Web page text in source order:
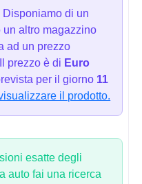
Disponiamo di un
un altro magazzino
ad un prezzo
prezzo è di Euro
per il giorno 11
il prodotto.
esatte degli
auto fai una ricerca